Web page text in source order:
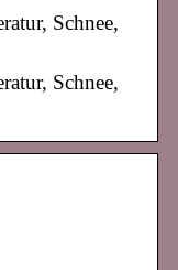
Schnee,
Schnee,